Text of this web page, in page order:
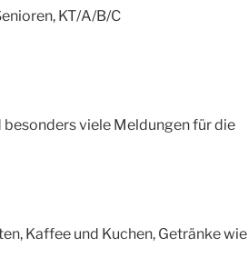
KT/A/B/C
viele Meldungen für die
Kaffee und Kuchen, Getränke wie